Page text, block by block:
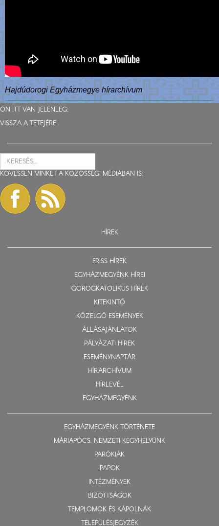
Hajdúdorogi Egyházmegye hírarchívum
ÖN ITT VAN JELENLEG:
VISSZA A TETEJÉRE
KÖVESSEN MINKET A KÖZÖSSÉGI MÉDIÁBAN IS:
HÍREK
FRISS HÍREK
EGYHÁZMEGYÉNK HÍREI
GÖRÖGKATOLIKUS HÍREK
KITEKINTŐ
KÖZELGŐ ESEMÉNYEK
ÁLLÁSAJÁNLATOK
PÁLYÁZATI HÍREK
ESEMÉNYNAPTÁR
HÍRARCHÍVUM
HÍRLEVÉL
EGYHÁZMEGYÉNK
EGYHÁZMEGYÉNK TÖRTÉNETE
MÁRIAPÓCS, NEMZETI KEGYHELYÜNK
PARÓKIÁK
PAPOK
INTÉZMÉNYEK
BIZOTTSÁGOK
TEMPLOMOK ÉS KÁPOLNÁK
TELEPÜLÉSJEGYZÉK